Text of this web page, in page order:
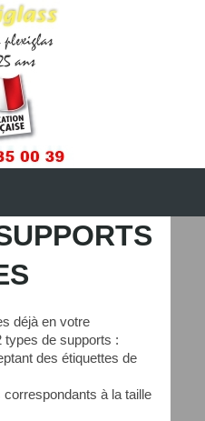
déjà en votre
types de supports :
des étiquettes de
à la taille